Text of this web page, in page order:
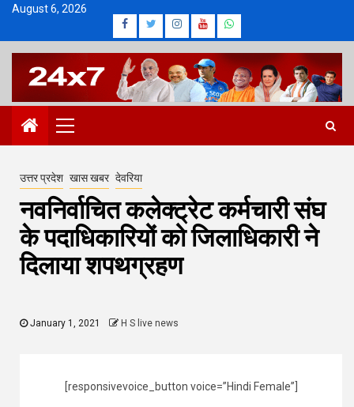
Skip
content
August 6, 2026
Facebook
Twitter
Instagram
Youtube
Whatsapp
Primary
Menu
उत्तर प्रदेश खास खबर देवरिया
नवनिर्वाचित कलेक्ट्रेट कर्मचारी संघ
के पदाधिकारियों को जिलाधिकारी ने
दिलाया शपथग्रहण
January 1, 2021 H S live news
[responsivevoice_button voice=”Hindi Female”]